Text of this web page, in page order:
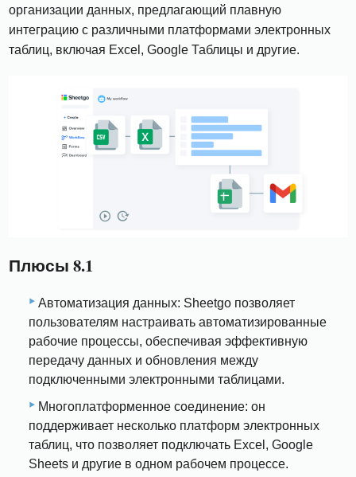
организации данных, предлагающий плавную
интеграцию с различными платформами электронных
таблиц, включая Excel, Google Таблицы и другие.
Плюсы 8.1
Автоматизация данных: Sheetgo позволяет
пользователям настраивать автоматизированные
рабочие процессы, обеспечивая эффективную
передачу данных и обновления между
подключенными электронными таблицами.
Многоплатформенное соединение: он
поддерживает несколько платформ электронных
таблиц, что позволяет подключать Excel, Google
Sheets и другие в одном рабочем процессе.